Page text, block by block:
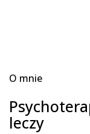
O mnie
leczy